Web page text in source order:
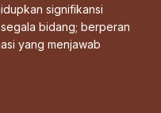
signifikansi
bidang; berperan
yang menjawab